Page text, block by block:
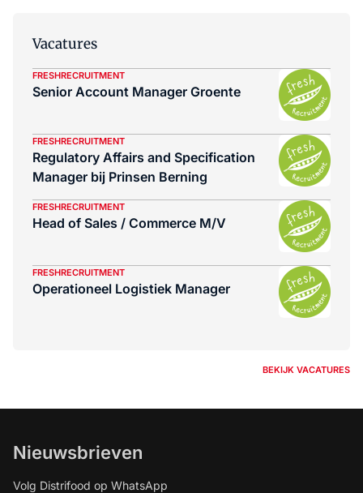
Vacatures
FRESHRECRUITMENT
Senior Account Manager Groente
FRESHRECRUITMENT
Regulatory Affairs and Specification
Manager bij Prinsen Berning
FRESHRECRUITMENT
Head of Sales / Commerce M/V
FRESHRECRUITMENT
Operationeel Logistiek Manager
BEKIJK VACATURES
Nieuwsbrieven
Volg Distrifood op WhatsApp